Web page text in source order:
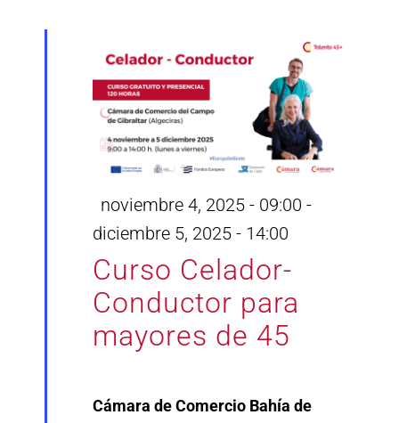
Curso Celador-
Conductor para
mayores de 45
Destacado
noviembre 4, 2025 - 09:00 -
diciembre 5, 2025 - 14:00
Cámara de Comercio Bahía de